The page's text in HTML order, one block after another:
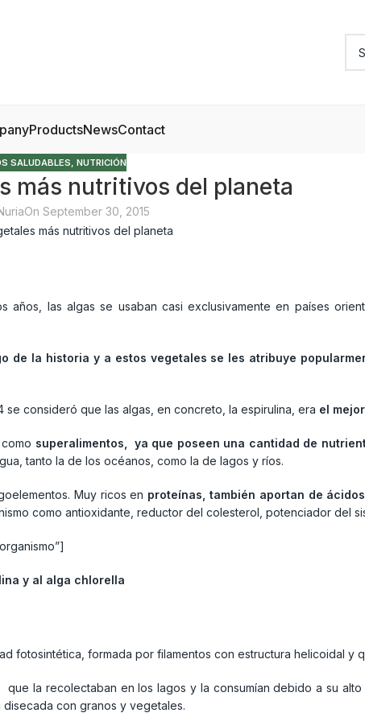
ProductsNewsContact
SALUDABLES, NUTRICIÓN
más nutritivos del planeta
On September 30, 2015
las algas se usaban casi exclusivamente en países
de la historia y a estos vegetales se les atribuye
se consideró que las algas, en concreto, la espirulina, era el
superalimentos, ya que poseen una cantidad de
tanto la de los océanos, como la de lagos y ríos.
Muy ricos en proteínas, también aportan de
como antioxidante, reductor del colesterol, potenciador del
y al alga chlorella
fotosintética, formada por filamentos con estructura helicoidal y
la recolectaban en los lagos y la consumían debido a su alto
con granos y vegetales.